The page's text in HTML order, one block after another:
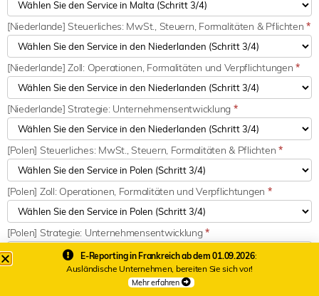
[Niederlande] Steuerliches: MwSt., Steuern, Formalitäten & Pflichten*
[Niederlande] Zoll: Operationen, Formalitäten und Verpflichtungen*
[Niederlande] Strategie: Unternehmensentwicklung *
[Polen] Steuerliches: MwSt., Steuern, Formalitäten & Pflichten *
[Polen] Zoll: Operationen, Formalitäten und Verpflichtungen *
[Polen] Strategie: Unternehmensentwicklung*
[Portugal] Steuerliches: MwSt., Steuern, Formalitäten & Pflichten
E-Reporting in Frankreich ab dem 01.09.2026:
Ausländische Unternehmen, bereiten Sie sich vor!
Mehr erfahren